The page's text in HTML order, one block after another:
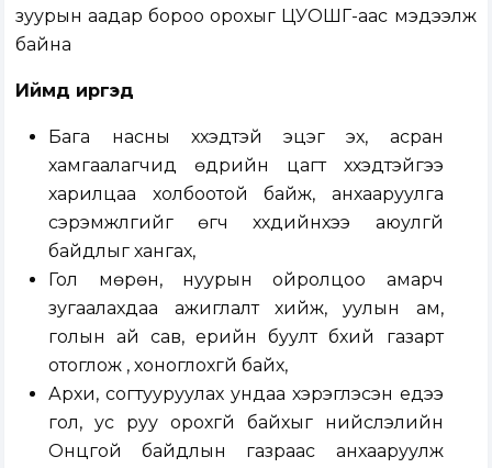
зуурын аадар бороо орохыг ЦУОШГ-аас мэдээлж
байна
Иймд иргэд
Бага насны хүүхэдтэй эцэг эх, асран
хамгаалагчид өдрийн цагт хүүхэдтэйгээ
харилцаа холбоотой байж, анхааруулга
сэрэмжүүлгийг өгч хүүхдийнхээ аюулгүй
байдлыг хангах,
Гол мөрөн, нуурын ойролцоо амарч
зугаалахдаа ажиглалт хийж, уулын ам,
голын ай сав, үерийн буулт бүхий газарт
отоглож , хоноглохгүй байх,
Архи, согтууруулах ундаа хэрэглэсэн үедээ
гол, ус руу орохгүй байхыг нийслэлийн
Онцгой байдлын газраас анхааруулж